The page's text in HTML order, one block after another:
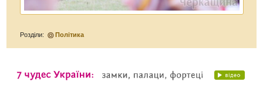
Розділи: Політика